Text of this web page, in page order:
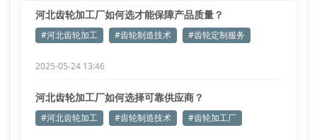
河北齿轮加工厂如何选才能保障产品质量？
#河北齿轮加工 #齿轮制造技术 #齿轮定制服务
2025-05-24 13:46
河北齿轮加工厂如何选择可靠供应商？
#河北齿轮加工 #齿轮制造技术 #齿轮加工厂